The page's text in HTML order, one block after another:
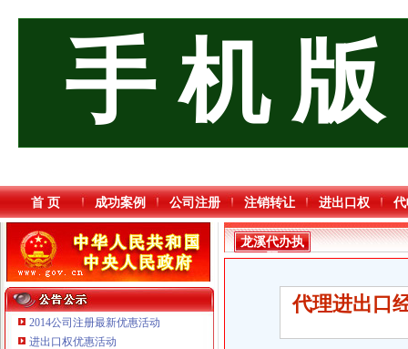
手 机 版
首 页 成功案例 公司注册 注销转让 进出口权
2014公司注册最新优惠活动
进出口权优惠活动
龙溪代办执
照
代理进出口